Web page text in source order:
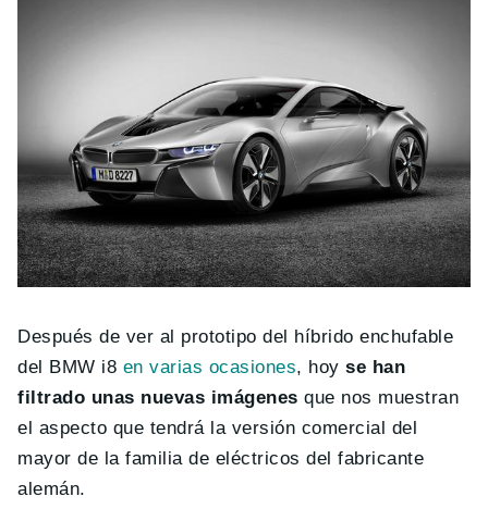
Después de ver al prototipo del híbrido enchufable
del BMW i8 en varias ocasiones, hoyse han
filtrado unas nuevas imágenes que nos muestran
el aspecto que tendrá la versión comercial del
mayor de la familia de eléctricos del fabricante
alemán.